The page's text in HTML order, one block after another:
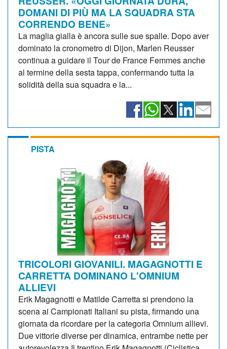
DOMANI DI PIÙ MA LA SQUADRA STA
CORRENDO BENE»
La maglia gialla è ancora sulle sue spalle. Dopo aver
dominato la cronometro di Dijon, Marlen Reusser
continua a guidare il Tour de France Femmes anche
al termine della sesta tappa, confermando tutta la
solidità della sua squadra e la...
PISTA
TRICOLORI GIOVANILI. MAGAGNOTTI E
CARRETTA DOMINANO L'OMNIUM
ALLIEVI
Erik Magagnotti e Matilde Carretta si prendono la
scena ai Campionati Italiani su pista, firmando una
giornata da ricordare per la categoria Omnium allievi.
Due vittorie diverse per dinamica, entrambe nette per